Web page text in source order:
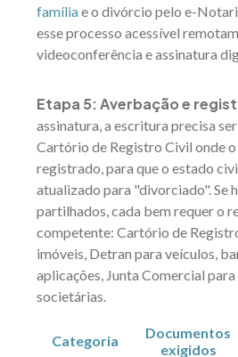
famíliae o divórcio pelo e-
esse processo acessível
videoconferência e assinatura
Etapa 5: Averbação e
assinatura, a escritura precisa
Cartório de Registro Civil onde
registrado, para que o estado
atualizado para "divorciado". Se
partilhados, cada bem requer o
competente: Cartório de
imóveis, Detran para veículos,
aplicações, Junta Comercial
societárias.
Categoria
Documentos
exigidos